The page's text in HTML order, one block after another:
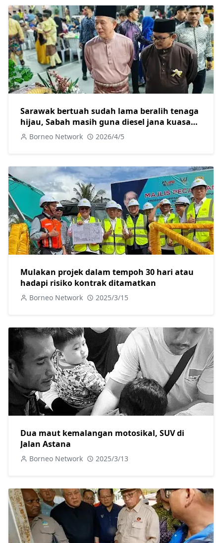
Sarawak bertuah sudah lama beralih tenaga
hijau, Sabah masih guna diesel jana kuasa
elektrik
Borneo Network 2026/4/5
Mulakan projek dalam tempoh 30 hari atau
hadapi risiko kontrak ditamatkan
Borneo Network 2025/3/15
Dua maut kemalangan motosikal, SUV di
Jalan Astana
Borneo Network 2025/3/13